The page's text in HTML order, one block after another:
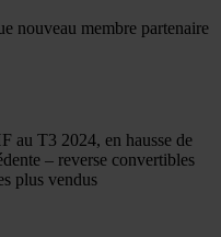
nouveau membre partenaire
au T3 2024, en hausse de
– reverse convertibles
plus vendus